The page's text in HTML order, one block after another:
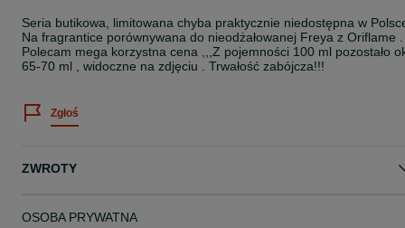
Seria butikowa, limitowana chyba praktycznie niedostępna w
Na fragrantice porównywana do nieodżałowanej Freya z Oriflame .
Polecam mega korzystna cena ,,,Z pojemności 100 ml pozostało
65-70 ml , widoczne na zdjęciu . Trwałość zabójcza!!!
Zgłoś
ZWROTY
OSOBA PRYWATNA